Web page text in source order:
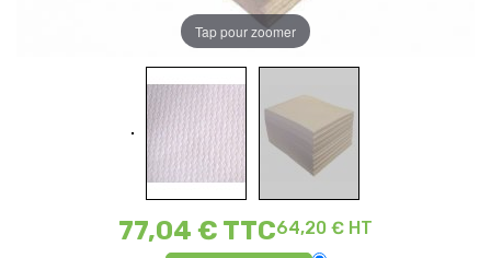
Tap pour zoomer
77,04 € TTC64,20 € HT